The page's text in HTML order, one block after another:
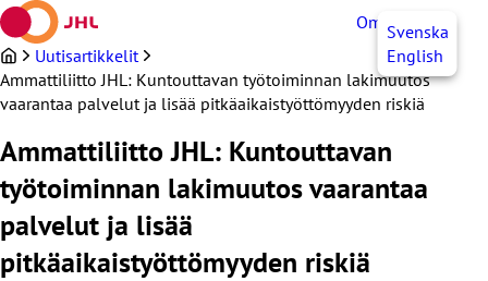
Siirry
sisältöön
OmaJHLSvenska
English
Uutisartikkelit
Ammattiliitto JHL: Kuntouttavan työtoiminnan lakimuutos
vaarantaa palvelut ja lisää pitkäaikaistyöttömyyden riskiä
Ammattiliitto JHL: Kuntouttavan
työtoiminnan lakimuutos vaarantaa
palvelut ja lisää
pitkäaikaistyöttömyyden riskiä